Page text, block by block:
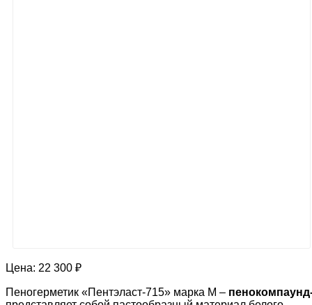
Цена: 22 300 ₽
Пеногерметик «Пентэласт-715» марка М –